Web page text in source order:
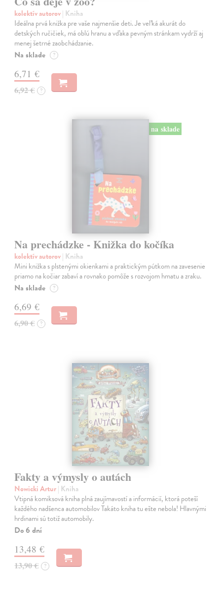
kolektív autorov| Kniha
Ideálna prvá knižka pre vaše najmenšie deti. Je veľká akurát do
detských ručičiek, má oblú hranu a vďaka pevným stránkam vydrží aj
menej šetrné zaobchádzanie.
Na sklade ?
6,71 €
6,92 € ?
na sklade
Na prechádzke - Knižka do kočíka
kolektív autorov| Kniha
Mini knižka s plstenými okienkami a praktickým pútkom na zavesenie
priamo na kočiar zabaví a rovnako pomôže s rozvojom hmatu a zraku.
Na sklade ?
6,69 €
6,90 € ?
Fakty a výmysly o autách
Nowicki Artur| Kniha
Vtipná komiksová kniha plná zaujímavostí a informácií, ktorá poteší
každého nadšenca automobilov Takáto kniha tu ešte nebola! Hlavnými
hrdinami sú totiž automobily.
Do 6 dní
13,48 €
13,90 € ?